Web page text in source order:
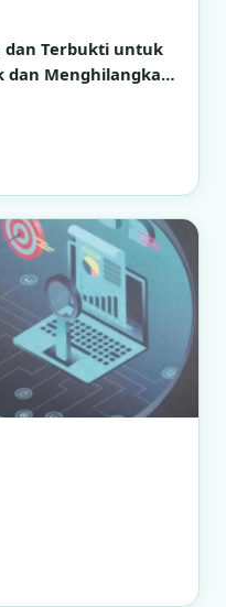
dan Terbukti untuk
dan Menghilangkan